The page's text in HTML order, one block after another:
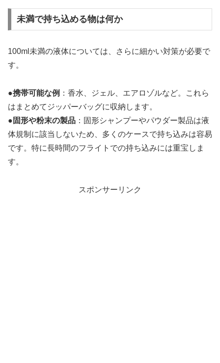
未満で持ち込める物は何か
100ml未満の液体については、さらに細かい対策が必要で
す。
●携帯可能な例 ：香水、ジェル、エアロゾルなど。これら
はまとめてジッパーバッグに収納します。
● 固形や粉末の製品 ：固形シャンプーやパウダー製品は液
体規制に該当しないため、多くのケースで持ち込みは容易
です。特に長時間のフライトでの持ち込みには重宝しま
す。
スポンサーリンク